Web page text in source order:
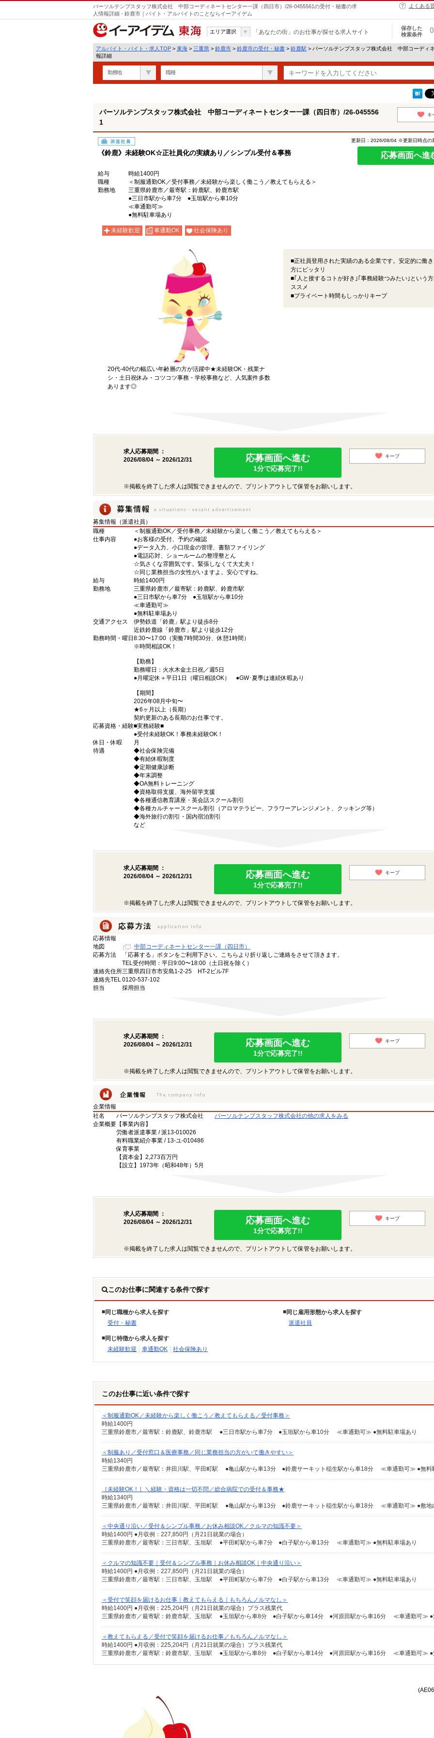
パーソルテンプスタッフ株式会社 中部コーディネートセンター一課（四日市）/26-0455561の受付・秘書の求
人情報詳細 - 鈴鹿市｜バイト・アルバイトのことならイーアイデム
よくある
東海
エリア選択 「あなたの街」のお仕事が探せる求人サイト
保存した
検索条件
0
アルバイト・バイト・求人TOP > 東海 > 三重県 > 鈴鹿市 > 鈴鹿市の受付・秘書 > 鈴鹿駅 > パーソルテンプスタッフ株式会社 中部コーディ
報詳細
勤務地 職種
パーソルテンプスタッフ株式会社 中部コーディネートセンター一課（四日市）/26-045556
1
キ
派遣社員
《鈴鹿》未経験OK☆正社員化の実績あり／シンプル受付＆事務
更新日：2026/08/04 ※更新日時点の
応募画面へ進
給与
時給1400円
職種
＜制服通勤OK／受付事務／未経験から楽しく働こう／教えてもらえる＞
勤務地
三重県鈴鹿市／最寄駅：鈴鹿駅、鈴鹿市駅
●三日市駅から車7分 ●玉垣駅から車10分
≪車通勤可≫
●無料駐車場あり
未経験歓迎 車通勤OK 社会保険あり
20代-40代の幅広い年齢層の方が活躍中★未経験OK・残業ナ
シ・土日祝休み・コツコツ事務・学校事務など、人気案件多数
あります◎
■正社員登用された実績のある企業です。安定的に働
方にピッタリ
■｢人と接するコトが好き｣｢事務経験つみたい｣という
ススメ
■プライベート時間もしっかりキープ
求人応募期間 ：
2026/08/04 ～ 2026/12/31
応募画面へ進む
1分で応募完了!!
キープ
※掲載を終了した求人は閲覧できませんので、プリントアウトして保管をお願いします。
募集情報（派遣社員）
職種
＜制服通勤OK／受付事務／未経験から楽しく働こう／教えてもらえる＞
仕事内容
●お客様の受付、予約の確認
●データ入力、小口現金の管理、書類ファイリング
●電話応対、ショールームの整理整とん
☆気さくな雰囲気です。緊張しなくて大丈夫！
☆同じ業務担当の女性がいますよ。安心ですね。
給与
時給1400円
勤務地
三重県鈴鹿市／最寄駅：鈴鹿駅、鈴鹿市駅
●三日市駅から車7分 ●玉垣駅から車10分
≪車通勤可≫
●無料駐車場あり
交通アクセス
伊勢鉄道「鈴鹿」駅より徒歩8分
近鉄鈴鹿線「鈴鹿市」駅より徒歩12分
勤務時間・曜日 8:30〜17:00（実働7時間30分、休憩1時間）
※時間相談OK！
【勤務】
勤務曜日：火水木金土日祝／週5日
●月曜定休＋平日1日（曜日相談OK） ●GW･夏季は連続休暇あり
【期間】
2026年08月中旬〜
★6ヶ月以上（長期）
契約更新のある長期のお仕事です。
応募資格・経験■実務経験■
●受付未経験OK！事務未経験OK！
休日・休暇
月
待遇
◆社会保険完備
◆有給休暇制度
◆定期健康診断
◆年末調整
◆OA無料トレーニング
◆資格取得支援、海外留学支援
◆各種通信教育講座・英会話スクール割引
◆各種カルチャースクール割引（アロマテラピー、フラワーアレンジメント、クッキング等）
◆海外旅行の割引・国内宿泊割引
など
求人応募期間 ：
2026/08/04 ～ 2026/12/31
応募画面へ進む
1分で応募完了!!
キープ
※掲載を終了した求人は閲覧できませんので、プリントアウトして保管をお願いします。
応募情報
地図
中部コーディネートセンター一課（四日市）
応募方法
「応募する」ボタンをご利用下さい。こちらより折り返しご連絡をさせて頂きます。
TEL受付時間：平日9:00〜18:00（土日祝を除く）
連絡先住所三重県四日市市安島1-2-25 HT-2ビル7F
連絡先TEL0120-537-102
担当
採用担当
求人応募期間 ：
2026/08/04 ～ 2026/12/31
応募画面へ進む
1分で応募完了!!
キープ
※掲載を終了した求人は閲覧できませんので、プリントアウトして保管をお願いします。
企業情報
社名
パーソルテンプスタッフ株式会社
パーソルテンプスタッフ株式会社の他の求人をみる
企業概要 【事業内容】
労働者派遣事業 / 派13-010026
有料職業紹介事業 / 13-ユ-010486
保育事業
【資本金】2,273百万円
【設立】1973年（昭和48年）5月
求人応募期間 ：
2026/08/04 ～ 2026/12/31
応募画面へ進む
1分で応募完了!!
キープ
※掲載を終了した求人は閲覧できませんので、プリントアウトして保管をお願いします。
このお仕事に関連する条件で探す
同じ職種から求人を探す
受付・秘書
同じ雇用形態から求人を探す
派遣社員
同じ特徴から求人を探す
未経験歓迎
車通勤OK 社会保険あり
このお仕事に近い条件で探す
＜制服通勤OK／未経験から楽しく働こう／教えてもらえる／受付事務＞
時給1400円
三重県鈴鹿市／最寄駅：鈴鹿駅、鈴鹿市駅 ●三日市駅から車7分 ●玉垣駅から車10分 ≪車通勤可≫ ●無料駐車場あり
＜制服あり／受付窓口＆医療事務／同じ業務担当の方がいて働きやすい＞
時給1340円
［未経験OK！］＼経験・資格は一切不問／総合病院での受付＆事務★
時給1340円
＜中央通り沿い／受付＆シンプル事務／お休み相談OK／クルマの知識不要＞
時給1400円 ●月収例：227,850円（月21日就業の場合）
三重県鈴鹿市／最寄駅：三日市駅、玉垣駅 ●平田町駅から車7分 ●白子駅から車13分 ≪車通勤可≫ ●無料駐車場あり
＜クルマの知識不要｜受付＆シンプル事務｜お休み相談OK｜中央通り沿い＞
時給1400円 ●月収例：227,850円（月21日就業の場合）
三重県鈴鹿市／最寄駅：三日市駅、玉垣駅 ●平田町駅から車7分 ●白子駅から車13分 ≪車通勤可≫ ●無料駐車場あり
＜受付で笑顔を届けるお仕事｜教えてもらえる｜もちろんノルマなし＞
時給1400円 ●月収例：225,204円（月21日就業の場合）プラス残業代
＜教えてもらえる／受付で笑顔を届けるお仕事／もちろんノルマなし＞
時給1400円 ●月収例：225,204円（月21日就業の場合）プラス残業代